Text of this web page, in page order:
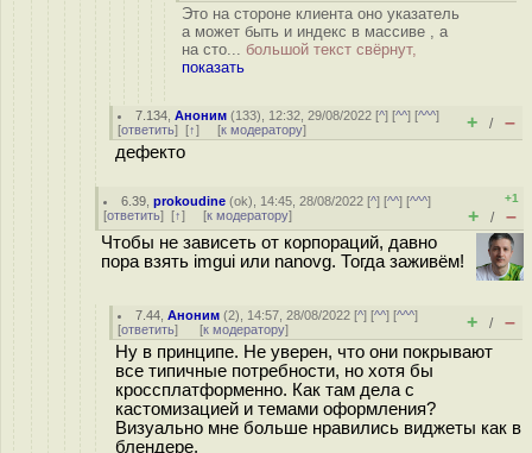
Это на стороне клиента оно указатель
а может быть и индекс в массиве , а
на сто... большой текст свёрнут,
показать
7.134 ,Аноним (133), 12:32, 29/08/2022 [^] [^^] [^^^]
[ответить] [↑] [к модератору] + / –
дефекто
6.39 ,prokoudine (ok), 14:45, 28/08/2022 [^] [^^] [^^^]
[ответить] [↑] [к модератору]
+1
+ / –
Чтобы не зависеть от корпораций, давно
пора взять imgui или nanovg. Тогда заживём!
7.44 ,Аноним (2), 14:57, 28/08/2022 [^] [^^] [^^^]
[ответить] [к модератору] + / –
Ну в принципе. Не уверен, что они покрывают
все типичные потребности, но хотя бы
кроссплатформенно. Как там дела с
кастомизацией и темами оформления?
Визуально мне больше нравились виджеты как в
блендере.